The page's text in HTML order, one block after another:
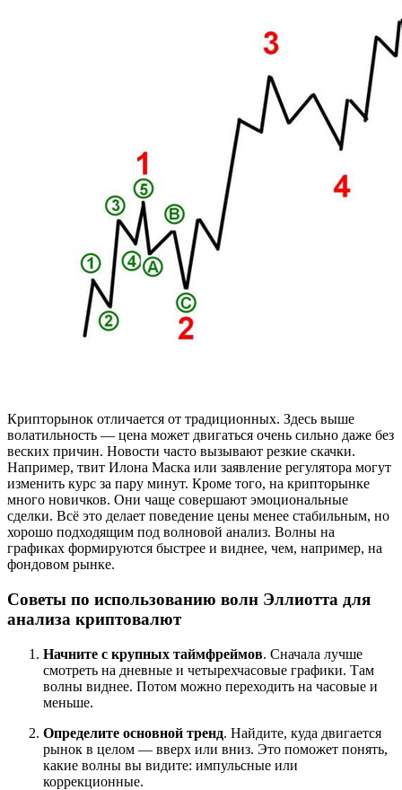
Крипторынок отличается от традиционных. Здесь выше
волатильность — цена может двигаться очень сильно даже без
веских причин. Новости часто вызывают резкие скачки.
Например, твит Илона Маска или заявление регулятора могут
изменить курс за пару минут. Кроме того, на крипторынке
много новичков. Они чаще совершают эмоциональные
сделки. Всё это делает поведение цены менее стабильным, но
хорошо подходящим под волновой анализ. Волны на
графиках формируются быстрее и виднее, чем, например, на
фондовом рынке.
Советы по использованию волн Эллиотта для
анализа криптовалют
Начните с крупных таймфреймов. Сначала лучше
смотреть на дневные и четырехчасовые графики. Там
волны виднее. Потом можно переходить на часовые и
меньше.
Определите основной тренд. Найдите, куда двигается
рынок в целом — вверх или вниз. Это поможет понять,
какие волны вы видите: импульсные или
коррекционные.